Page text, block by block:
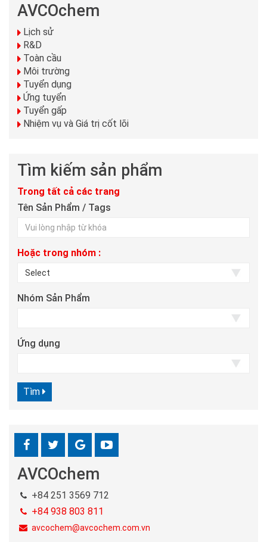
AVCOchem
Lịch sử
R&D
Toàn cầu
Môi trường
Tuyển dụng
Ứng tuyển
Tuyển gấp
Nhiệm vụ và Giá trị cốt lõi
Tìm kiếm sản phẩm
Trong tất cả các trang
Tên Sản Phẩm / Tags
Hoặc trong nhóm :
Nhóm Sản Phẩm
Ứng dụng
Tìm
AVCOchem
+84 251 3569 712
+84 938 803 811
avcochem@avcochem.com.vn